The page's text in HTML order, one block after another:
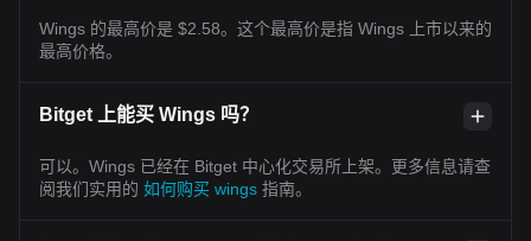
Wings 的最高价是 $2.58。这个最高价是指 Wings 上市以来的
最高价格。
Bitget 上能买 Wings 吗？
可以。Wings 已经在 Bitget 中心化交易所上架。更多信息请查
阅我们实用的 如何购买 wings 指南。